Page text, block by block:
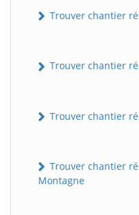
Trouver chantier
Trouver chantier
Trouver chantier
Trouver chantier
Montagne